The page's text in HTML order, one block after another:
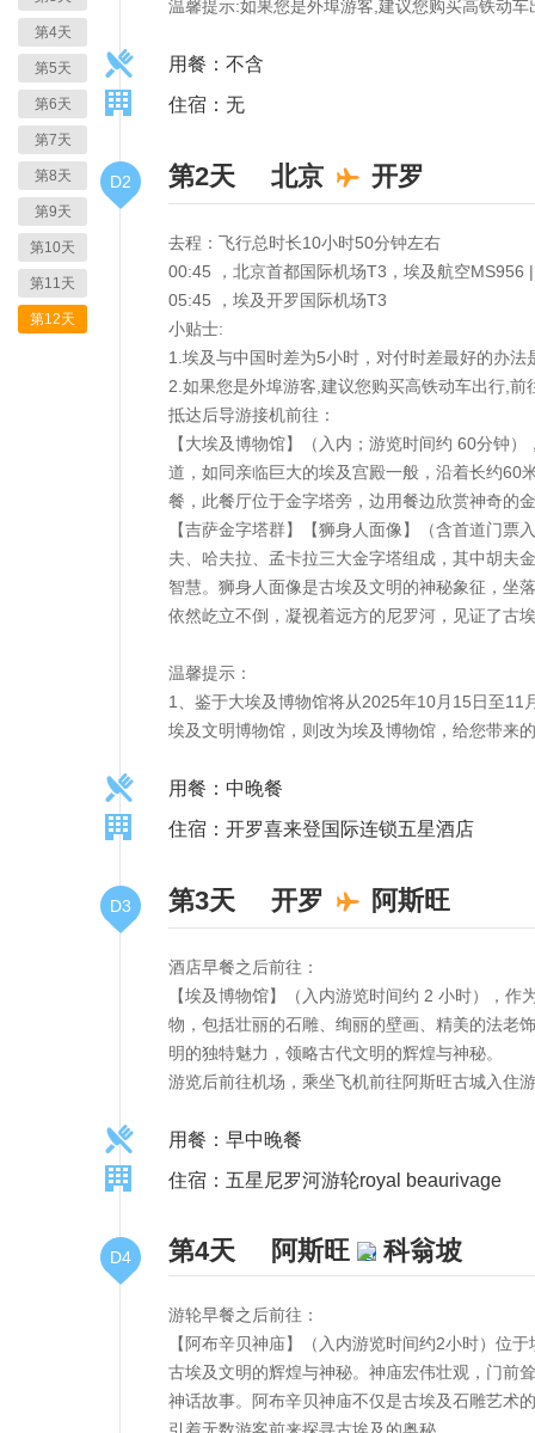
第4天
第5天
第6天
第7天
第8天
第9天
第10天
第11天
第12天
温馨提示:如果您是外埠游客,建议您购买高铁动
用餐：不含
住宿：无
D2 第2天 北京 开罗
去程：飞行总时长10小时50分钟左右
00:45 ，北京首都国际机场T3，埃及航空MS956
05:45 ，埃及开罗国际机场T3
小贴士:
1.埃及与中国时差为5小时，对付时差最好的办
2.如果您是外埠游客,建议您购买高铁动车出行,
抵达后导游接机前往：
【大埃及博物馆】（入内；游览时间约 60分钟
道，如同亲临巨大的埃及宫殿一般，沿着长约60
餐，此餐厅位于金字塔旁，边用餐边欣赏神奇的
【吉萨金字塔群】【狮身人面像】（含首道门
夫、哈夫拉、孟卡拉三大金字塔组成，其中胡夫
智慧。狮身人面像是古埃及文明的神秘象征，坐
依然屹立不倒，凝视着远方的尼罗河，见证了古
温馨提示：
1、鉴于大埃及博物馆将从2025年10月15日至11
埃及文明博物馆，则改为埃及博物馆，给您带来
用餐：中晚餐
住宿：开罗喜来登国际连锁五星酒店
D3 第3天 开罗 阿斯旺
酒店早餐之后前往：
【埃及博物馆】（入内游览时间约 2 小时），
物，包括壮丽的石雕、绚丽的壁画、精美的法老
明的独特魅力，领略古代文明的辉煌与神秘。
游览后前往机场，乘坐飞机前往阿斯旺古城入住
用餐：早中晚餐
住宿：五星尼罗河游轮royal beaurivage
D4 第4天 阿斯旺 科翁坡
游轮早餐之后前往：
【阿布辛贝神庙】（入内游览时间约2小时）位
古埃及文明的辉煌与神秘。神庙宏伟壮观，门前
神话故事。阿布辛贝神庙不仅是古埃及石雕艺术